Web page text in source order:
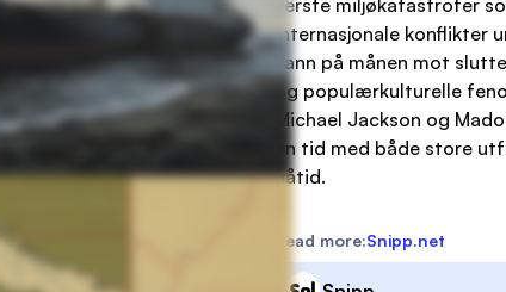
verste miljøkatastrofer
internasjonale konflikter
vann på månen mot
og populærkulturelle
Michael Jackson og
en tid med både store
nåtid.
Read more:Snipp.net